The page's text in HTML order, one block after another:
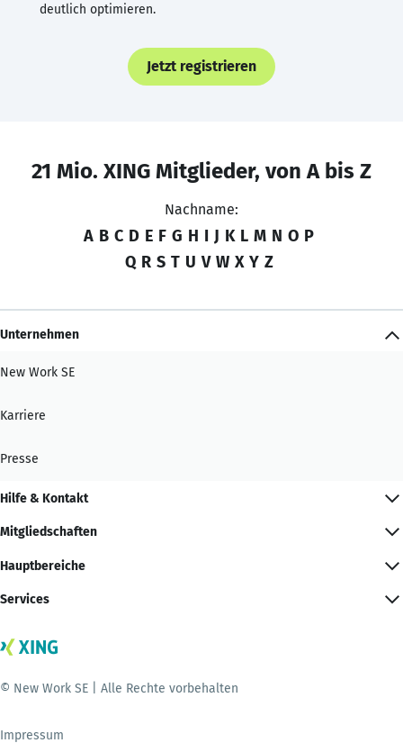
deutlich optimieren.
Jetzt registrieren
21 Mio. XING Mitglieder, von A bis Z
Nachname:
A B C D E F G H I J K L M N O P
Q R S T U V W X Y Z
Unternehmen
New Work SE
Karriere
Presse
Hilfe & Kontakt
Mitgliedschaften
Hauptbereiche
Services
© New Work SE | Alle Rechte vorbehalten
Impressum